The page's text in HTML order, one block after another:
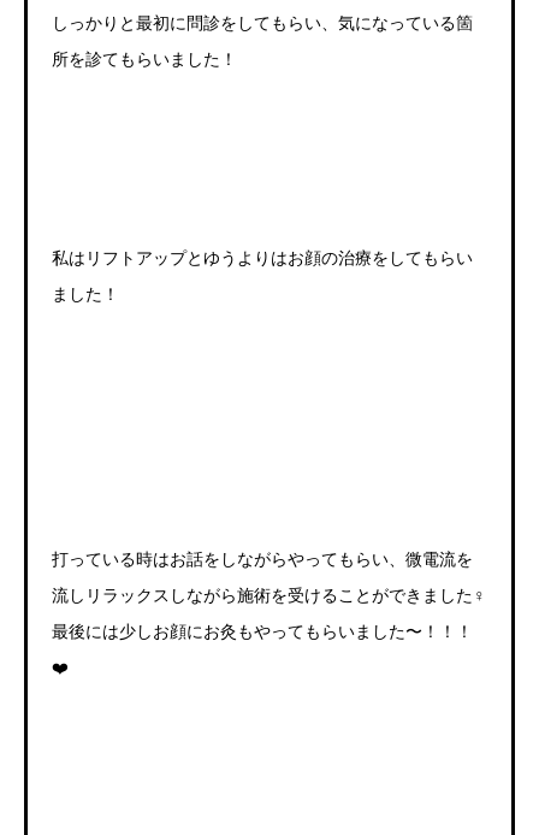
しっかりと最初に問診をしてもらい、気になっている箇
所を診てもらいました！
私はリフトアップとゆうよりはお顔の治療をしてもらい
ました！
打っている時はお話をしながらやってもらい、微電流を
流しリラックスしながら施術を受けることができました ‍♀️
最後には少しお顔にお灸もやってもらいました〜！！！
❤️